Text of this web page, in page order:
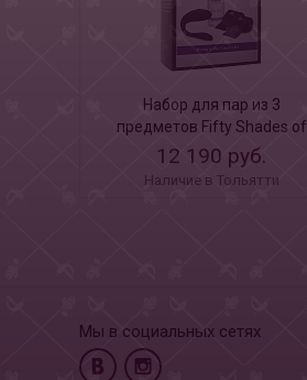
Набор для пар из 3
предметов Fifty Shades of
Grey We-Vibe Moving As One
12 190 руб.
Наличие в Тольятти
Мы в социальных сетях